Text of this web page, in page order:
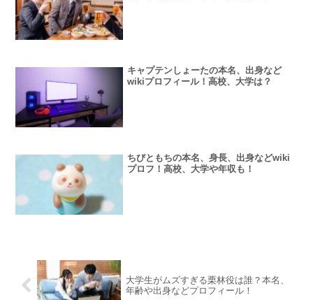
キャプテンしょーたの本名、出身など
wikiプロフィール！高校、大学は？
ちびともちの本名、身長、出身などwiki
プロフ！高校、大学や年収も！
大学生がムズすぎる栗林役は誰？本名、
年齢や出身などプロフィール！